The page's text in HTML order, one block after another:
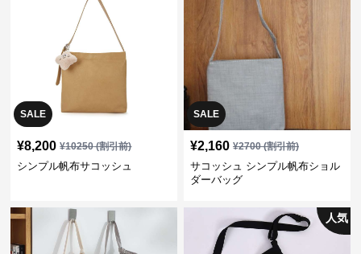
SALE
¥8,200 ¥10250(割引前)
シンプル帆布サコッシュ
SALE
¥2,160 ¥2700(割引前)
サコッシュ シンプル帆布ショル
ダーバッグ
人気